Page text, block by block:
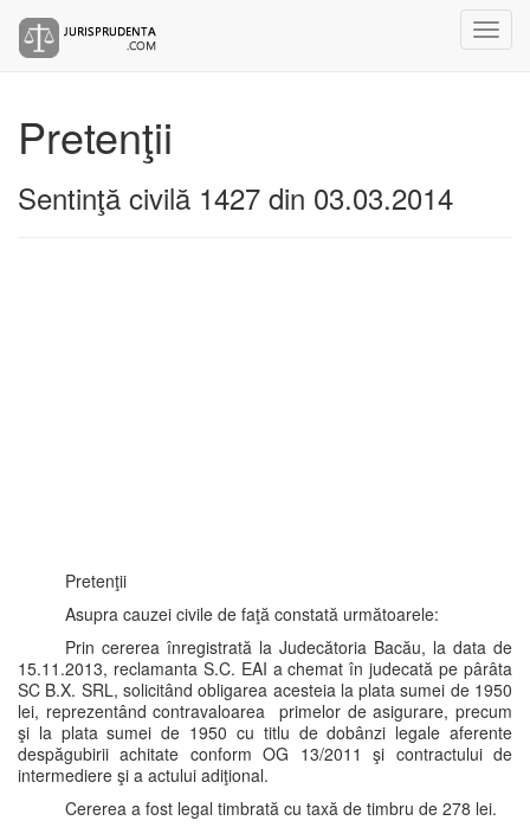
Pretenţii
Sentinţă civilă 1427 din 03.03.2014
Pretenţii
Asupra cauzei civile de faţă constată următoarele:
Prin cererea înregistrată la Judecătoria Bacău, la data de
15.11.2013, reclamanta S.C. EAI a chemat în judecată pe pârâta
SC B.X. SRL, solicitând obligarea acesteia la plata sumei de 1950
lei, reprezentând contravaloarea primelor de asigurare, precum
şi la plata sumei de 1950 cu titlu de dobânzi legale aferente
despăgubirii achitate conform OG 13/2011 şi contractului de
intermediere şi a actului adiţional.
Cererea a fost legal timbrată cu taxă de timbru de 278 lei.